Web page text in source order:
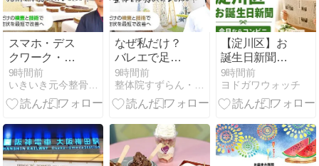
スマホ・デス
クワーク・睡
眠不足が招く
緊張型頭痛の
メカニズム
9時間前
いきいき元今整骨院・鍼灸整体 淀川十三院
なぜ私だけ？
バレエで足の
甲がつる理由
9時間前
整体院すずらん・南森町院
【淀川区】お
誕生日新聞の
手配、コンビ
ニ・通販・図
書館はどう違
9時間前
ヨドガワウォッチ